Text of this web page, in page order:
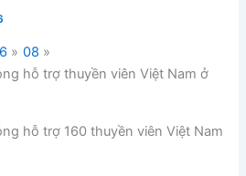
08
hỗ trợ thuyền viên Việt Nam ở
hỗ trợ 160 thuyền viên Việt Nam